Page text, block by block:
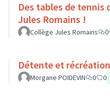
Des tables de tennis
Jules Romains !
Collège Jules Romains 0
Détente et récréation
Morgane POIDEVIN 0 0